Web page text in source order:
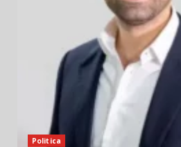
Politica